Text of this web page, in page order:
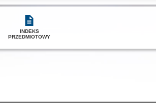
INDEKS
PRZEDMIOTOWY